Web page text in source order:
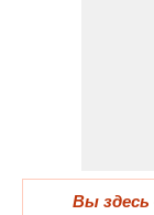
Вы здесь